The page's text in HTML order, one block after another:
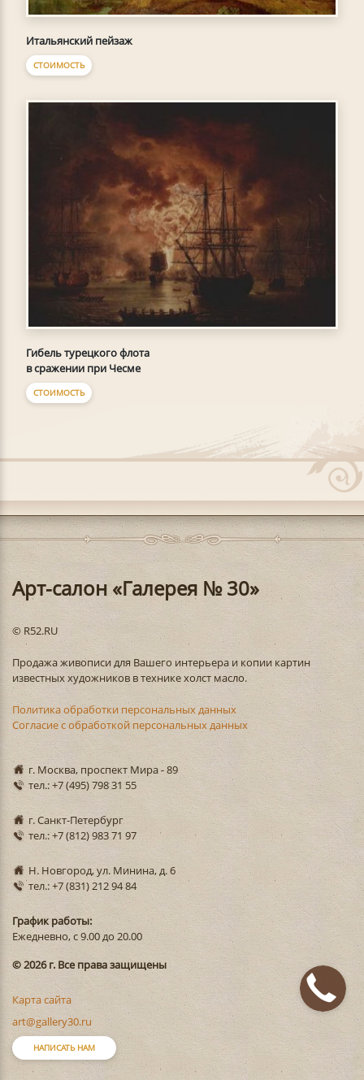
Итальянский пейзаж
СТОИМОСТЬ
Гибель турецкого флота
в сражении при Чесме
СТОИМОСТЬ
Арт-салон «Галерея № 30»
© R52.RU
Продажа живописи для Вашего интерьера и копии картин
известных художников в технике холст масло.
Политика обработки персональных данных
Согласие с обработкой персональных данных
г. Москва, проспект Мира - 89
тел.: +7 (495) 798 31 55
г. Санкт-Петербург
тел.: +7 (812) 983 71 97
Н. Новгород, ул. Минина, д. 6
тел.: +7 (831) 212 94 84
График работы:
Ежедневно, с 9.00 до 20.00
© 2026 г. Все права защищены
Карта сайта
art@gallery30.ru
НАПИСАТЬ НАМ